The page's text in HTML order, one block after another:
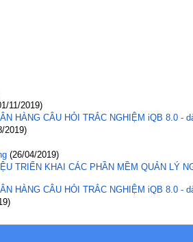
11/2019)
HÀNG CÂU HỎI TRẮC NGHIỆM iQB 8.0 -
2019)
(26/04/2019)
TRIỂN KHAI CÁC PHẦN MỀM QUẢN LÝ
HÀNG CÂU HỎI TRẮC NGHIỆM iQB 8.0 -